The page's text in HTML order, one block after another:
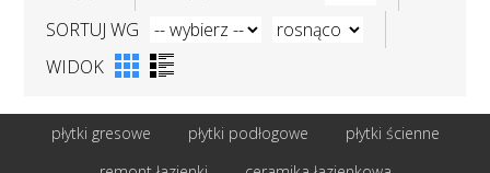
SORTUJ WG
WIDOK
płytki gresowe płytki podłogowe
płytki ścienne